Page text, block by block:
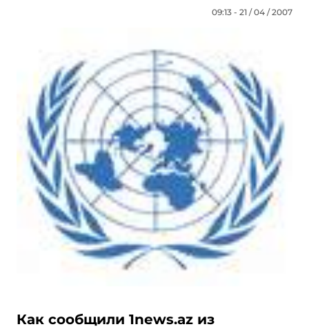
09:13 - 21 / 04 / 2007
Как сообщили 1news.az из